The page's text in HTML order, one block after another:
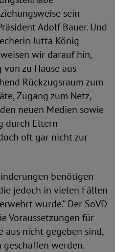
sein
Adolf Bauer. Und
Jutta König
wir darauf hin,
zu Hause aus
Rückzugsraum zum
Zugang zum Netz,
neuen Medien sowie
durch Eltern
oft gar nicht zur
benötigen
jedoch in vielen Fällen
wurde.“ Der SoVD
Voraussetzungen für
aus nicht gegeben sind,
werden.